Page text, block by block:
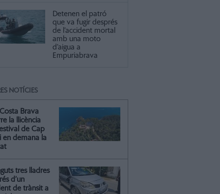
Detenen el patró
que va fugir després
de l’accident mortal
amb una moto
d’aigua a
Empuriabrava
NOTÍCIES
Brava
la llicència
de Cap
en demana la
tres lladres
d’un
de trànsit a